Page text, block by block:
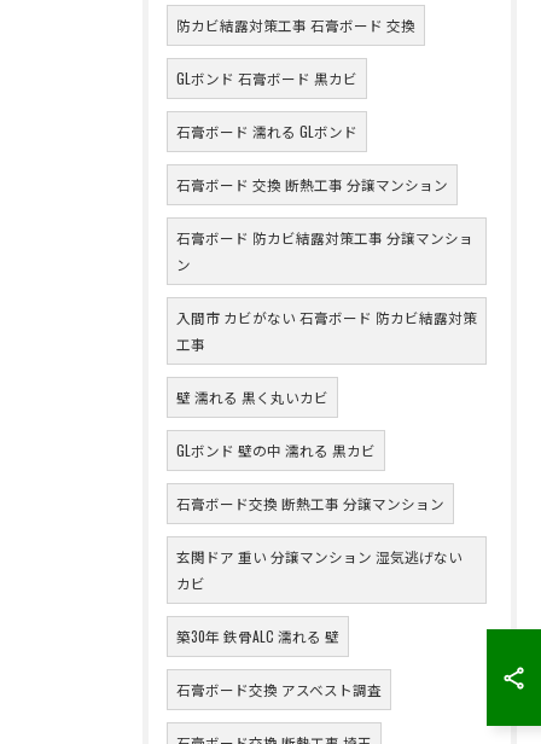
防カビ結露対策工事 石膏ボード 交換
GLボンド 石膏ボード 黒カビ
石膏ボード 濡れる GLボンド
石膏ボード 交換 断熱工事 分譲マンション
石膏ボード 防カビ結露対策工事 分譲マンショ
ン
入間市 カビがない 石膏ボード 防カビ結露対策
工事
壁 濡れる 黒く丸いカビ
GLボンド 壁の中 濡れる 黒カビ
石膏ボード交換 断熱工事 分譲マンション
玄関ドア 重い 分譲マンション 湿気逃げない
カビ
築30年 鉄骨ALC 濡れる 壁
石膏ボード交換 アスベスト調査